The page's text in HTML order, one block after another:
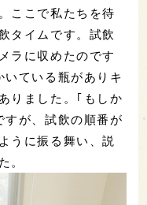
ここで私たちを待
タイムです。試飲
ラに収めたのです
ている瓶がありキ
りました。｢もしか
すが、試飲の順番が
うに振る舞い、説
。